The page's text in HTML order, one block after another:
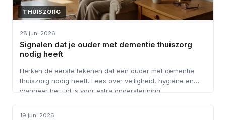
THUISZORG
28 juni 2026
Signalen dat je ouder met dementie thuiszorg
nodig heeft
Herken de eerste tekenen dat een ouder met dementie
thuiszorg nodig heeft. Lees over veiligheid, hygiëne en
wanneer het tijd is voor extra ondersteuning.
HUISHOUDELIJKE HULP
19 juni 2026